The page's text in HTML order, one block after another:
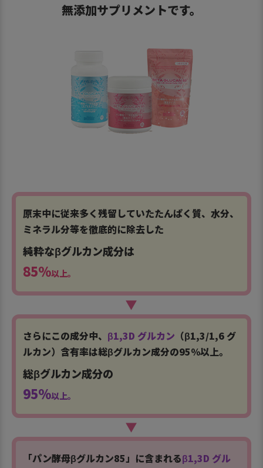
無添加サプリメントです。
原末中に従来多く残留していたたんぱく質、水分、
ミネラル分等を徹底的に除去した
純粋なβグルカン成分は
85％以上。
▶
さらにこの成分中、 β1,3D グルカン （β1,3/1,6 グ
ルカン）含有率は総βグルカン成分の95％以上。
総βグルカン成分の
95％以上。
▶
「パン酵母βグルカン85」に含まれるβ1,3D グル